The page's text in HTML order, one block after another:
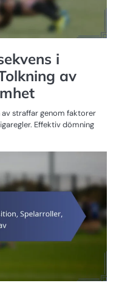
i
av
av straffar genom faktorer
Effektiv dömning